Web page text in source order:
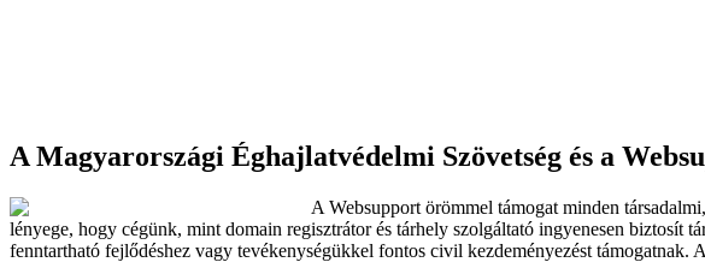
A Magyarországi Éghajlatvédelmi Szövetség és a
A Websupport örömmel támogat minden
lényege, hogy cégünk, mint domain regisztrátor és tárhely szolgáltató ingyenesen biztosít
fenntartható fejlődéshez vagy tevékenységükkel fontos civil kezdeményezést támogatnak.